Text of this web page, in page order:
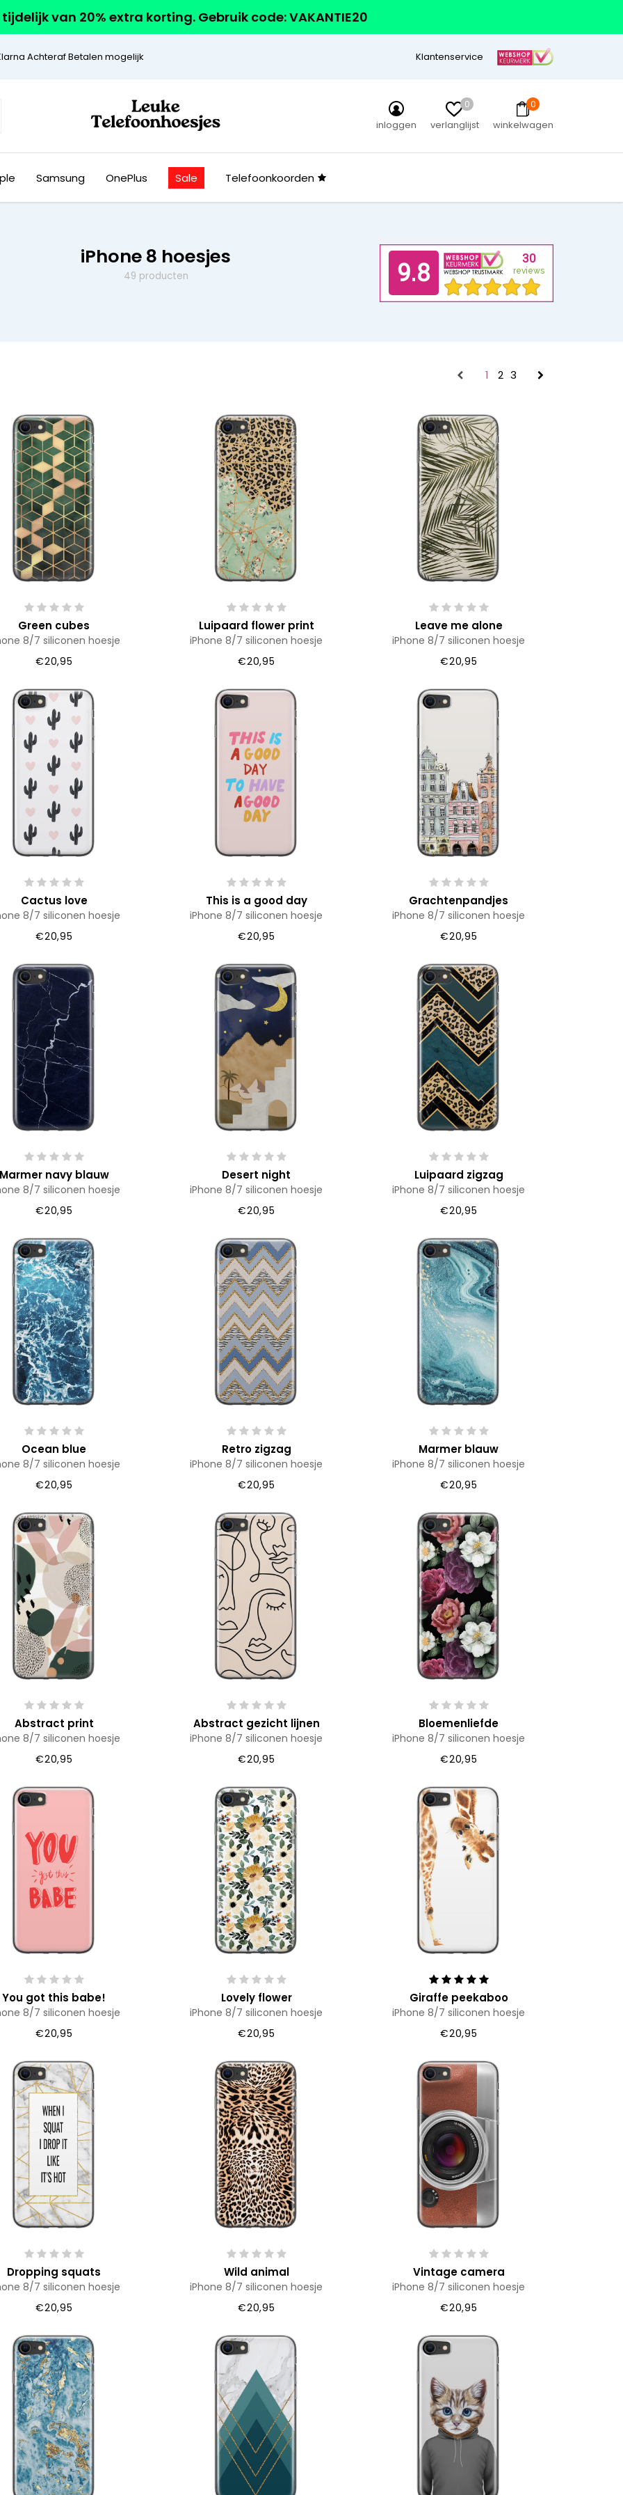
van 20% extra korting. Gebruik code: VAKANTIE20
Achteraf Betalen mogelijk Klantenservice
inloggen
0
verlanglijst
0
winkelwagen
Samsung OnePlus Sale Telefoonkoorden
iPhone 8 hoesjes
49 producten
1 2 3
Green cubes
8/7 siliconen hoesje
€20,95
Luipaard flower print
iPhone 8/7 siliconen hoesje
€20,95
Leave me alone
iPhone 8/7 siliconen hoesje
€20,95
Cactus love
8/7 siliconen hoesje
€20,95
This is a good day
iPhone 8/7 siliconen hoesje
€20,95
Grachtenpandjes
iPhone 8/7 siliconen hoesje
€20,95
navy blauw
8/7 siliconen hoesje
€20,95
Desert night
iPhone 8/7 siliconen hoesje
€20,95
Luipaard zigzag
iPhone 8/7 siliconen hoesje
€20,95
Ocean blue
8/7 siliconen hoesje
€20,95
Retro zigzag
iPhone 8/7 siliconen hoesje
€20,95
Marmer blauw
iPhone 8/7 siliconen hoesje
€20,95
Abstract print
8/7 siliconen hoesje
€20,95
Abstract gezicht lijnen
iPhone 8/7 siliconen hoesje
€20,95
Bloemenliefde
iPhone 8/7 siliconen hoesje
€20,95
You got this babe!
8/7 siliconen hoesje
€20,95
Lovely flower
iPhone 8/7 siliconen hoesje
€20,95
Giraffe peekaboo
iPhone 8/7 siliconen hoesje
€20,95
Dropping squats
8/7 siliconen hoesje
€20,95
Wild animal
iPhone 8/7 siliconen hoesje
€20,95
Vintage camera
iPhone 8/7 siliconen hoesje
€20,95